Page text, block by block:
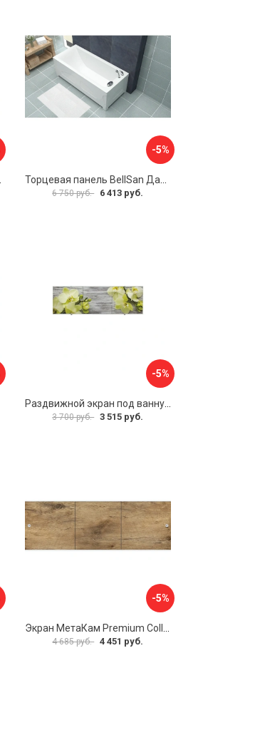
-5%
6 750 руб. 6 413 руб.
-5%
Раздвижной экран под ванну PERFECTO LINEA 36-031509
3 700 руб. 3 515 руб.
-5%
4 685 руб. 4 451 руб.